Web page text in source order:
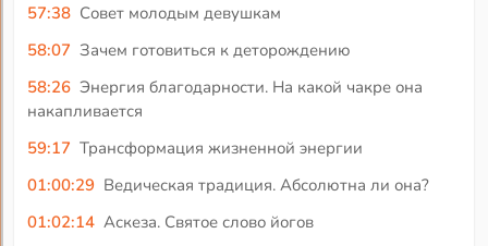
57:38 Совет молодым девушкам
58:07 Зачем готовиться к деторождению
58:26 Энергия благодарности. На какой чакре она
накапливается
59:17 Трансформация жизненной энергии
01:00:29 Ведическая традиция. Абсолютна ли она?
01:02:14 Аскеза. Святое слово йогов